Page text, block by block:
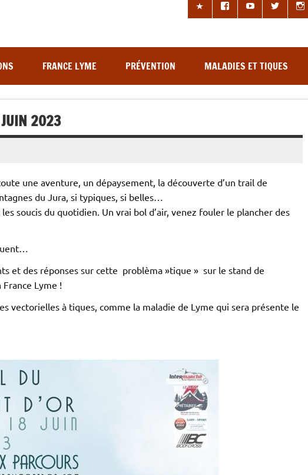
FRANCE LYME PRÉVENTION MALADIES ET TIQUES
JUIN 2023
une aventure, un dépaysement, la découverte d’un trail de
du Jura, si typiques, si belles…
soucis du quotidien. Un vrai bol d’air, venez fouler le plancher des
et des réponses sur cette problèma »tique » sur le stand de
Lyme !
vectorielles à tiques, comme la maladie de Lyme qui sera présente le